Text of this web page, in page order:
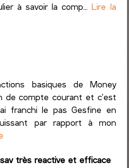
à savoir la comp...Lire la
basiques de Money
de compte courant et c'est
franchi le pas Gesfine en
par rapport à mon
très reactive et efficace